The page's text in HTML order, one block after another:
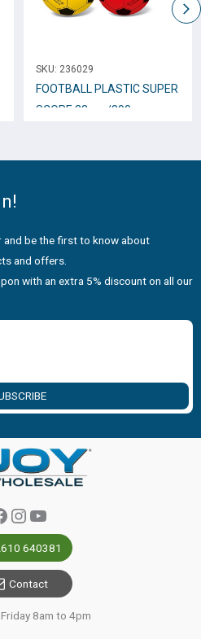
SKU: 236029
FOOTBALL PLASTIC SUPER
SCORE 23cm /890
be the first to know about
and offers.
with an extra 5% discount on all our
Instagram
YouTube
640381
Contact
8am to 4pm